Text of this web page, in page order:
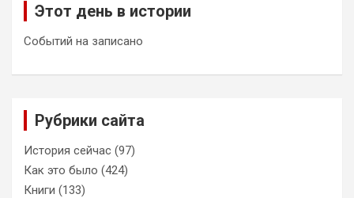
Этот день в истории
Событий на записано
Рубрики сайта
История сейчас (97)
Как это было (424)
Книги (133)